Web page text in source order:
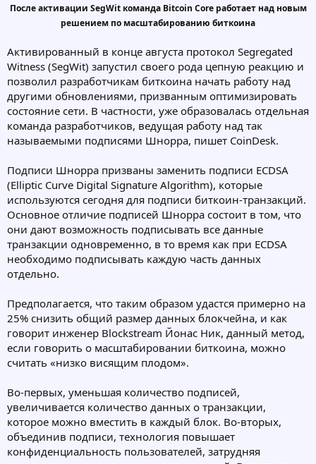
а
После активации SegWit команда Bitcoin Core работает над новым
решением по масштабированию биткоина
Активированный в конце августа протокол Segregated
Witness (SegWit) запустил своего рода цепную реакцию и
позволил разработчикам биткоина начать работу над
другими обновлениями, призванным оптимизировать
состояние сети. В частности, уже образовалась отдельная
команда разработчиков, ведущая работу над так
называемыми подписями Шнорра, пишет CoinDesk.
Подписи Шнорра призваны заменить подписи ECDSA
(Elliptic Curve Digital Signature Algorithm), которые
используются сегодня для подписи биткоин-транзакций.
Основное отличие подписей Шнорра состоит в том, что
они дают возможность подписывать все данные
транзакции одновременно, в то время как при ECDSA
необходимо подписывать каждую часть данных
отдельно.
Предполагается, что таким образом удастся примерно на
25% снизить общий размер данных блокчейна, и как
говорит инженер Blockstream Йонас Ник, данный метод,
если говорить о масштабировании биткоина, можно
считать «низко висящим плодом».
Во-первых, уменьшая количество подписей,
увеличивается количество данных о транзакции,
которое можно вместить в каждый блок. Во-вторых,
объединив подписи, технология повышает
конфиденциальность пользователей, затрудняя